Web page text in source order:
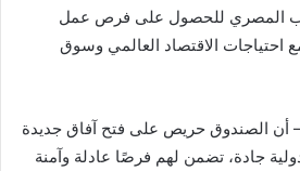
المصري للحصول على فرص عمل
احتياجات الاقتصاد العالمي وسوق
أن الصندوق حريص على فتح آفاق جديدة
جادة، تضمن لهم فرصًا عادلة وآمنة